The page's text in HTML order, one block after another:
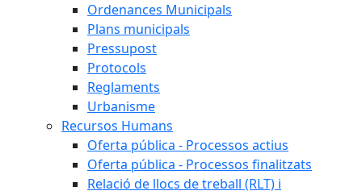
Ordenances Municipals
Plans municipals
Pressupost
Protocols
Reglaments
Urbanisme
Recursos Humans
Oferta pública - Processos actius
Oferta pública - Processos finalitzats
Relació de llocs de treball (RLT) i